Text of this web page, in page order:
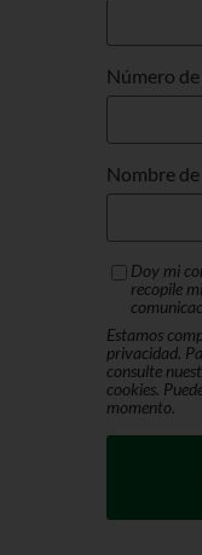
Número
Nombre
Doy mi
recopile
Estamos
privacidad.
consulte
cookies.
momento.